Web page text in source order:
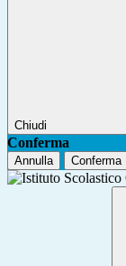
Chiudi
Conferma
Annulla Conferma